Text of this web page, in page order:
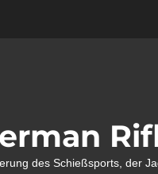
des Schießsports, der